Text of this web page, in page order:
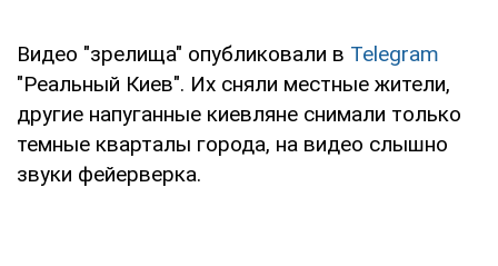
Видео "зрелища" опубликовали в Telegram
"Реальный Киев". Их сняли местные жители,
другие напуганные киевляне снимали только
темные кварталы города, на видео слышно
звуки фейерверка.